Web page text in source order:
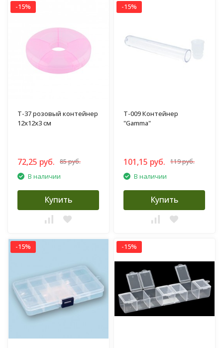
-15%
T-37 розовый контейнер
12x12x3 см
72,25 руб. 85 руб.
В наличии
Купить
-15%
T-009 Контейнер
"Gamma"
101,15 руб. 119 руб.
В наличии
Купить
-15% -15%